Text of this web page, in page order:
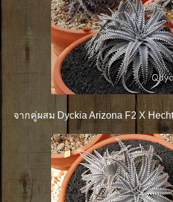
จากคู่ผสม Dyckia Arizona F2 X